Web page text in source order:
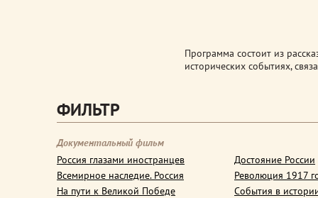
Программа состоит из
исторических событиях,
ФИЛЬТР
Документальный фильм
Россия глазами иностранцев
Всемирное наследие. Россия
На пути к Великой Победе
Достояние России
Революция 1917
События в